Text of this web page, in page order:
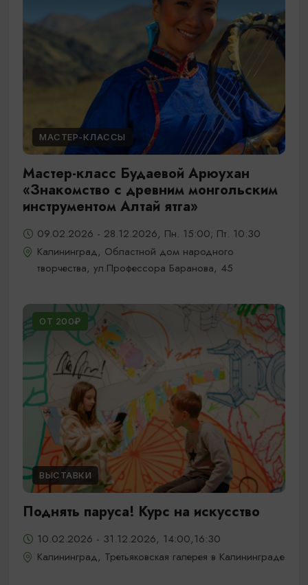
МАСТЕР-КЛАССЫ
Мастер-класс Будаевой Арюухан
«Знакомство с древним монгольским
инструментом Алтай ятга»
09.02.2026 - 28.12.2026, Пн. 15:00; Пт. 10:30
Калининград, Областной дом народного
творчества, ул.Профессора Баранова, 45
ОТ 200₽
ВЫСТАВКИ
Поднять паруса! Курс на искусство
10.02.2026 - 31.12.2026, 14:00,16:30
Калининград, Третьяковская галерея в Калининграде